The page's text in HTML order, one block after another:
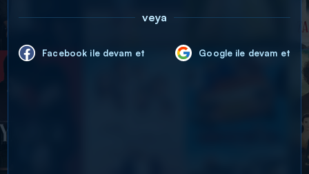
veya
Facebook ile devam et Google ile devam et